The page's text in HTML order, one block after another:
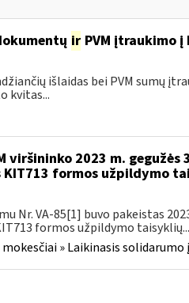
irPVM įtraukimo į
išlaidas bei PVM sumų
kvitas...
2023 m. gegužės
formos užpildymo
Nr. VA-85[1] buvo pakeistas
formos užpildymo taisyklių...
» Laikinasis solidarumo